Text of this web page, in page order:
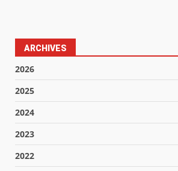
ARCHIVES
2026
2025
2024
2023
2022